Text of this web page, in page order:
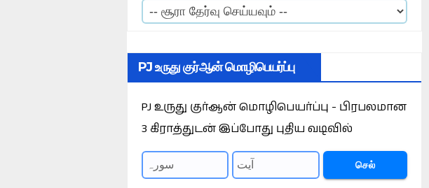
PJ உருது குர்ஆன் மொழிபெயர்ப்பு
PJ உருது குர்ஆன் மொழிபெயர்ப்பு - பிரபலமான
3 கிராத்துடன் இப்போது புதிய வடிவில்
செல்